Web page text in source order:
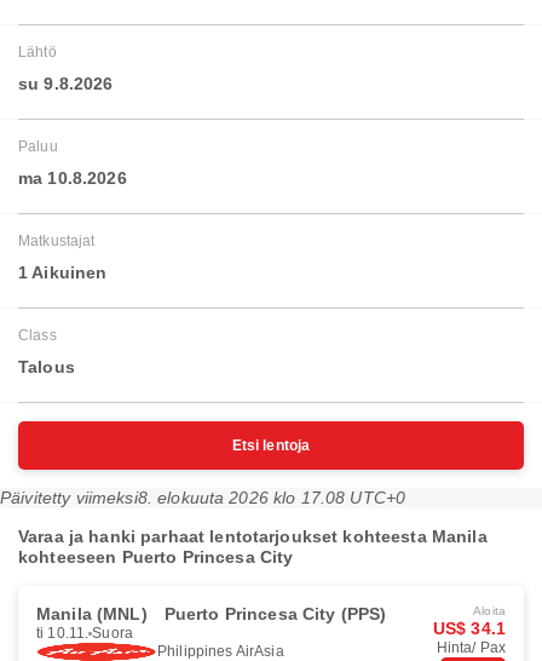
Lähtö
su 9.8.2026
Paluu
ma 10.8.2026
Matkustajat
1 Aikuinen
Class
Talous
Etsi lentoja
Päivitetty viimeksi8. elokuuta 2026 klo 17.08 UTC+0
Varaa ja hanki parhaat lentotarjoukset kohteesta Manila
kohteeseen Puerto Princesa City
Manila (MNL) Puerto Princesa City (PPS)
ti 10.11. Suora
Philippines AirAsia
Aloita
US$ 34.1
Hinta/ Pax